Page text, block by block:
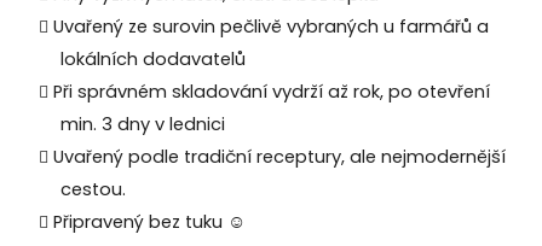
Uvařený ze surovin pečlivě vybraných u farmářů a
lokálních dodavatelů
Při správném skladování vydrží až rok, po otevření
min. 3 dny v lednici
Uvařený podle tradiční receptury, ale nejmodernější
cestou.
Připravený bez tuku ☺